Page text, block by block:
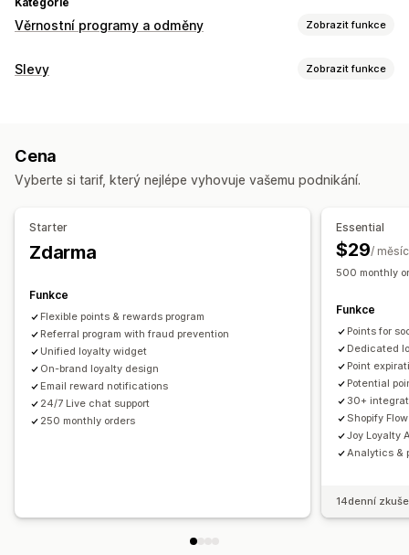
Věrnostní programy a odměny Zobrazit funkce
Typy programů
Odměny, které můžete nabízet
Kredit pro obchod
Sazby za dopravu
Doprava zdarma
Přednostní přístup
Vlastní odměny
Slevy Zobrazit funkce
Paušální slevy
Doprava zdarma Sazby za dopravu
Slevy na košík
Časově omezené nabídky
Automaticky otevíraná okna
Bannery Vlastní slevy
Správa slev
Import a export
Vlastní kód Kampaně
Spouštěče a pravidla
Sčítání slev
Segmentace Označování štítky
Vykazování
Analytika Rozhraní API a webhooky
Cena
Vyberte si tarif, který nejlépe vyhovuje vašemu podnikání.
Starter
Zdarma
Funkce
Flexible points & rewards program
Referral program with fraud prevention
Unified loyalty widget
On-brand loyalty design
Email reward notifications
24/7 Live chat support
250 monthly orders
Essential
$29/ měsíc
500 monthly
Funkce
Points for
Dedicated
Point
Potential
30+
Shopify
Joy Loyalty
Analytics &
14denní